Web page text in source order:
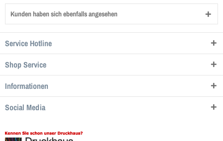
Kunden haben sich ebenfalls angesehen
Service Hotline
Shop Service
Informationen
Social Media